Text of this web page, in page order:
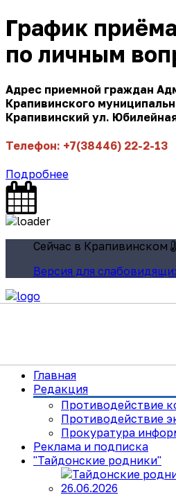
График
по личным
Адрес приемной граждан
Крапивинского
Крапивинский ул.
Телефон: +7(38446) 22-2-13
Подробнее
Сейчас в Крапивинском
Версия для
Главная
Редакция
Противодействие
Противодействие
Прокуратура
Реклама и подписка
"Тайдонские родники"